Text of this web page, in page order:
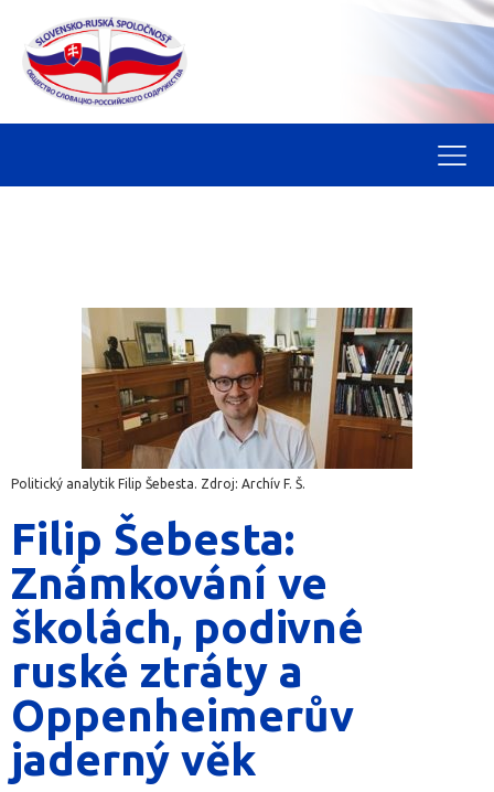
Politický analytik Filip Šebesta. Zdroj: Archív F. Š.
Filip Šebesta:
Známkování ve
školách, podivné
ruské ztráty a
Oppenheimerův
jaderný věk